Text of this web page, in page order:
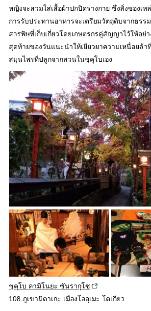
หญิงจะสวมใส่เสื้อผ้าปกปิดร่างกาย ซึ่งสิ่งของเห
การรับประทานอาหารจะเตรียมวัตถุดิบจากธรร
สารพิษที่เก็บเกี่ยวโดยเกษตรกรคู่สัญญาไว้ให้อย่า
สุดท้ายของวันแนะนำให้เยียวยาความเหนื่อยล้า
สมุนไพรที่ปลูกจากสวนในชุคุโบเอง
ชุคุโบ คามิโนยะ ซันรากุโซ
108 ภูเขามิตาเกะ เมืองโออุเมะ โตเกียว